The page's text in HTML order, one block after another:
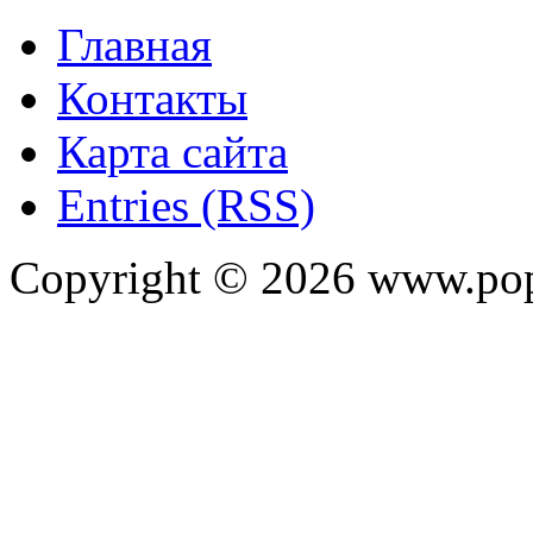
Главная
Контакты
Карта сайта
Entries (RSS)
Copyright © 2026